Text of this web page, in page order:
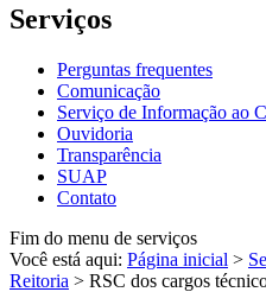
Serviços
Perguntas frequentes
Comunicação
Serviço de Informação ao
Ouvidoria
Transparência
SUAP
Contato
Fim do menu de serviços
Você está aqui: Página inicial >
Reitoria > RSC dos cargos